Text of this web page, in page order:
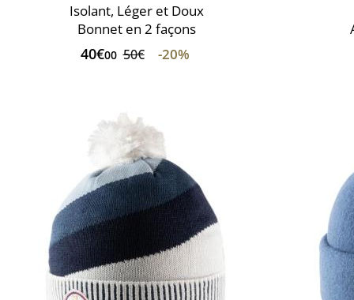
Isolant, Léger et Doux
Bonnet en 2 façons
40€00 50€ -20%